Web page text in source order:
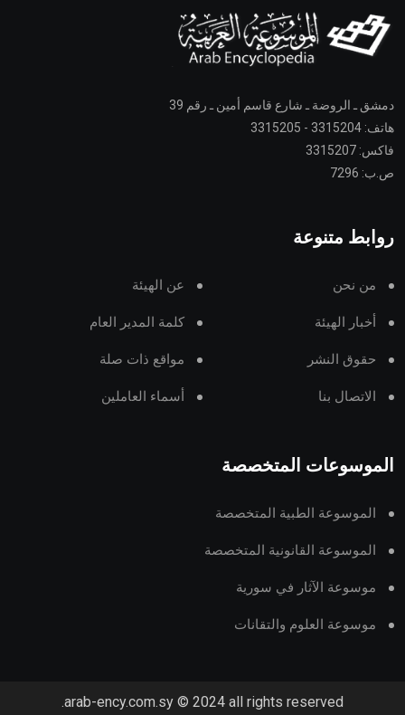
دمشق ـ الروضة ـ شارع قاسم أمين ـ رقم 39
هاتف: 3315204 - 3315205
فاكس: 3315207
ص.ب: 7296
روابط متنوعة
من نحن عن الهيئة
أخبار الهيئة كلمة المدير العام
حقوق النشر مواقع ذات صلة
الاتصال بنا أسماء العاملين
الموسوعات المتخصصة
الموسوعة الطبية المتخصصة
الموسوعة القانونية المتخصصة
موسوعة الآثار في سورية
موسوعة العلوم والتقانات
arab-ency.com.sy © 2024 all rights reserved.